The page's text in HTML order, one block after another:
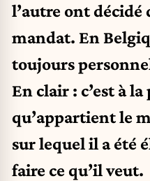
l’autre ont décidé
mandat. En
toujours
En clair : c’est à
qu’appartient le
sur lequel il a été
faire ce qu’il veut.